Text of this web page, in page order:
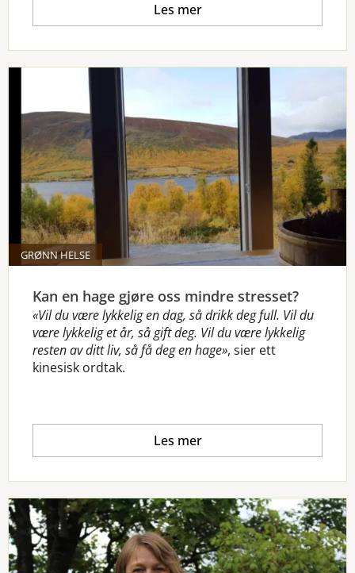
Les mer
GRØNN HELSE
Kan en hage gjøre oss mindre stresset?
«Vil du være lykkelig en dag, så drikk deg full. Vil du
være lykkelig et år, så gift deg. Vil du være lykkelig
resten av ditt liv, så få deg en hage», sier ett
kinesisk ordtak.
Les mer